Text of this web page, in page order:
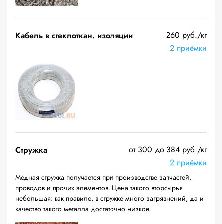
Кабель в стеклоткан. изоляции
260 руб./кг
2 приёмки
Стружка
от 300 до 384 руб./кг
2 приёмки
Медная стружка получается при производстве запчастей,
проводов и прочих элементов. Цена такого вторсырья
небольшая: как правило, в стружке много загрязнений, да и
качество такого металла достаточно низкое.